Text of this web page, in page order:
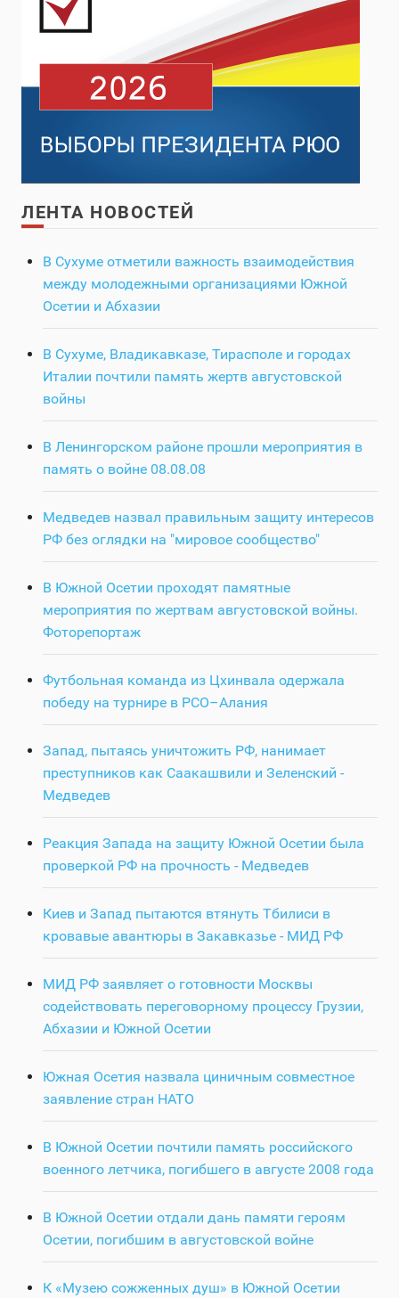
ЛЕНТА НОВОСТЕЙ
В Сухуме отметили важность взаимодействия
между молодежными организациями Южной
Осетии и Абхазии
В Сухуме, Владикавказе, Тирасполе и городах
Италии почтили память жертв августовской
войны
В Ленингорском районе прошли мероприятия в
память о войне 08.08.08
Медведев назвал правильным защиту интересов
РФ без оглядки на "мировое сообщество"
В Южной Осетии проходят памятные
мероприятия по жертвам августовской войны.
Фоторепортаж
Футбольная команда из Цхинвала одержала
победу на турнире в РСО–Алания
Запад, пытаясь уничтожить РФ, нанимает
преступников как Саакашвили и Зеленский -
Медведев
Реакция Запада на защиту Южной Осетии была
проверкой РФ на прочность - Медведев
Киев и Запад пытаются втянуть Тбилиси в
кровавые авантюры в Закавказье - МИД РФ
МИД РФ заявляет о готовности Москвы
содействовать переговорному процессу Грузии,
Абхазии и Южной Осетии
Южная Осетия назвала циничным совместное
заявление стран НАТО
В Южной Осетии почтили память российского
военного летчика, погибшего в августе 2008 года
В Южной Осетии отдали дань памяти героям
Осетии, погибшим в августовской войне
К «Музею сожженных душ» в Южной Осетии